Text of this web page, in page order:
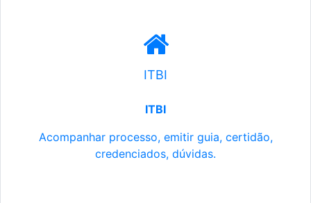
ITBI
ITBI
Acompanhar processo, emitir guia, certidão,
credenciados, dúvidas.